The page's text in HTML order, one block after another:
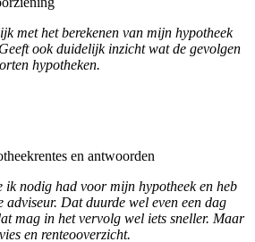
met het berekenen van mijn hypotheek
ook duidelijk inzicht wat de gevolgen
hypotheken.
en antwoorden
nodig had voor mijn hypotheek en heb
adviseur. Dat duurde wel even een dag
mag in het vervolg wel iets sneller. Maar
en renteooverzicht.